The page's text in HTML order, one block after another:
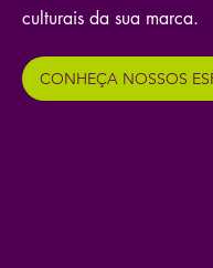
culturais da sua marca.
CONHEÇA NOSSOS